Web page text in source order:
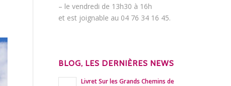
– le vendredi de 13h30 à 16h
et est joignable au 04 76 34 16 45.
BLOG, LES DERNIÈRES NEWS
Livret Sur les Grands Chemins de